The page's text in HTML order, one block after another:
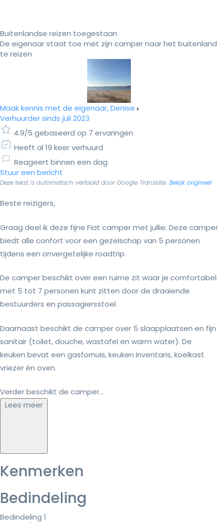
Buitenlandse reizen toegestaan
De eigenaar staat toe met zijn camper naar het buitenland
te reizen
Maak kennis met de eigenaar, Denise
Verhuurder sinds juli 2023
4.9/5 gebaseerd op 7 ervaringen
Heeft al 19 keer verhuurd
Reageert binnen een dag
Stuur een bericht
Deze tekst is automatisch vertaald door Google Translate. Bekijk origineel
Beste reizigers,
Graag deel ik deze fijne Fiat camper met jullie. Deze camper
biedt alle confort voor een gezelschap van 5 personen
tijdens een onvergetelijke roadtrip.
De camper beschikt over een ruime zit waar je comfortabel
met 5 tot 7 personen kunt zitten door de draaiende
bestuurders en passagiersstoel.
Daarnaast beschikt de camper over 5 slaapplaatsen en fijn
sanitair (toilet, douche, wastafel en warm water). De
keuken bevat een gasfornuis, keuken inventaris, koelkast
vriezer én oven.
Verder beschikt de camper...
Lees meer
Kenmerken
Bedindeling
Bedindeling 1